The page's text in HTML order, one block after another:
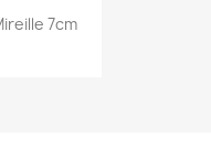
7cm